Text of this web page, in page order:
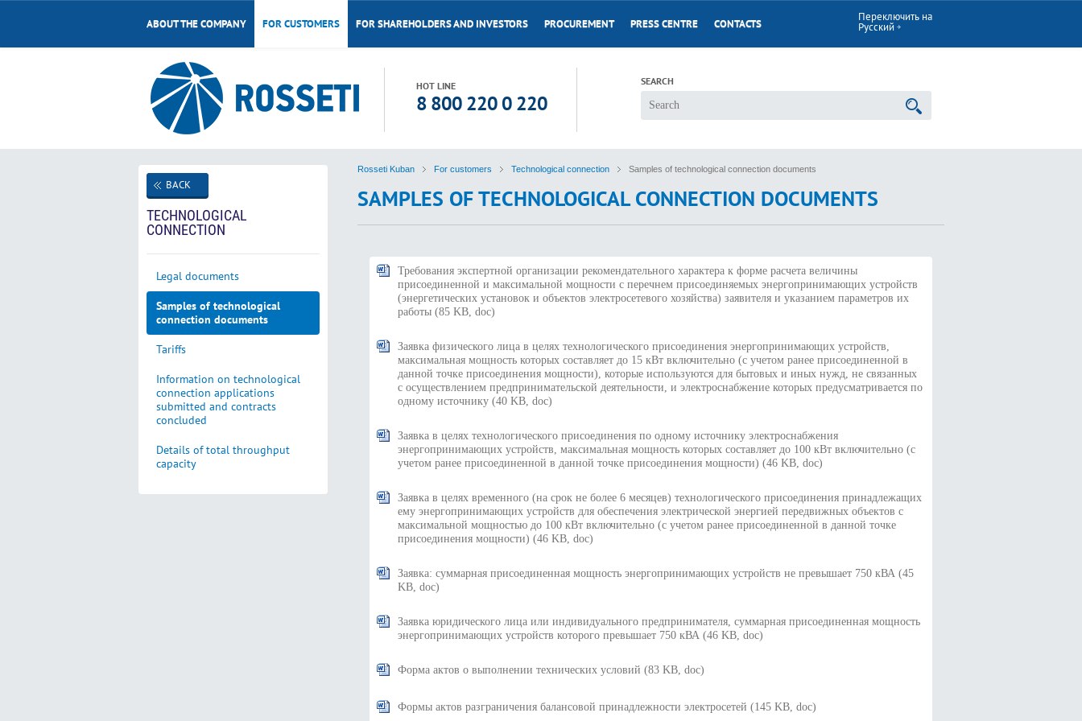
ABOUT THE COMPANY FOR CUSTOMERS FOR SHAREHOLDERS AND INVESTORS PROCUREMENT PRESS CENTRE CONTACTS
Переключить на
Русский
HOT LINE
8 800 220 0 220
SEARCH
Rosseti Kuban For customers Technological connection Samples of technological connection documents
SAMPLES OF TECHNOLOGICAL CONNECTION DOCUMENTS
Требования экспертной организации рекомендательного характера к форме расчета величины
присоединенной и максимальной мощности с перечнем присоединяемых энергопринимающих устройств
(энергетических установок и объектов электросетевого хозяйства) заявителя и указанием параметров их
работы (85 KB, doc)
Заявка физического лица в целях технологического присоединения энергопринимающих устройств,
максимальная мощность которых составляет до 15 кВт включительно (с учетом ранее присоединенной в
данной точке присоединения мощности), которые используются для бытовых и иных нужд, не связанных
с осуществлением предпринимательской деятельности, и электроснабжение которых предусматривается по
одному источнику (40 KB, doc)
Заявка в целях технологического присоединения по одному источнику электроснабжения
энергопринимающих устройств, максимальная мощность которых составляет до 100 кВт включительно (с
учетом ранее присоединенной в данной точке присоединения мощности) (46 KB, doc)
Заявка в целях временного (на срок не более 6 месяцев) технологического присоединения принадлежащих
ему энергопринимающих устройств для обеспечения электрической энергией передвижных объектов с
максимальной мощностью до 100 кВт включительно (с учетом ранее присоединенной в данной точке
присоединения мощности) (46 KB, doc)
Заявка: суммарная присоединенная мощность энергопринимающих устройств не превышает 750 кВА (45
KB, doc)
Заявка юридического лица или индивидуального предпринимателя, суммарная присоединенная мощность
энергопринимающих устройств которого превышает 750 кВА (46 KB, doc)
Форма актов о выполнении технических условий (83 KB, doc)
Формы актов разграничения балансовой принадлежности электросетей (145 KB, doc)
BACK
TECHNOLOGICAL
CONNECTION
Legal documents
Samples of technological
connection documents
Tariffs
Information on technological
connection applications
submitted and contracts
concluded
Details of total throughput
capacity